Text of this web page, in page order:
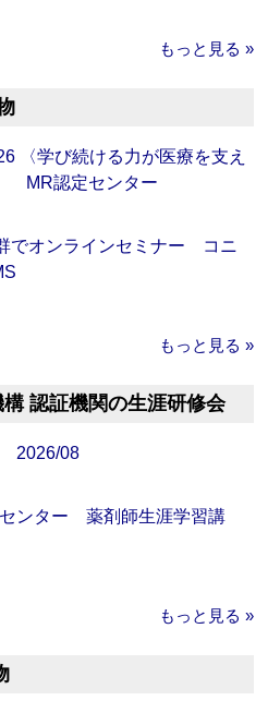
もっと見る »
〈学び続ける力が医療を支え
MR認定センター
でオンラインセミナー コニ
もっと見る »
認証機関の生涯研修会
2026/08
ンター 薬剤師生涯学習講
もっと見る »